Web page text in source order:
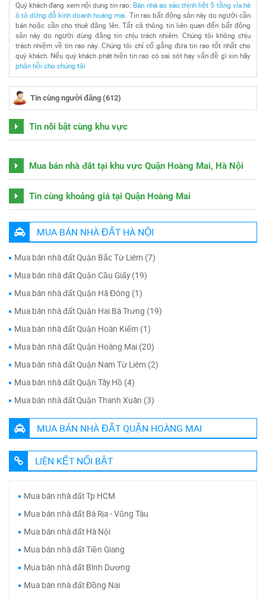
Quý khách đang xem nội dung tin rao: Bán nhà ao sào thịnh liệt 5 tầng vỉa hè
ô tô dừng đỗ kinh doanh hoàng mai. Tin rao bất động sản này do người cần
bán hoặc cần cho thuê đăng lên. Tất cả thông tin liên quan đến bất động
sản này do người dùng đăng tin chịu trách nhiêm. Chúng tôi không chịu
trách nhiệm về tin rao này. Chúng tôi chỉ cố gắng đưa tin rao tốt nhất cho
quý khách. Nếu quý khách phát hiện tin rao có sai sót hay vấn đề gì xin hãy
phản hồi cho chúng tôi
Tin cùng người đăng (612)
Tin nổi bật cùng khu vực
Mua bán nhà đất tại khu vực Quận Hoàng Mai, Hà Nội
Tin cùng khoảng giá tại Quận Hoàng Mai
MUA BÁN NHÀ ĐẤT HÀ NỘI
Mua bán nhà đất Quận Bắc Từ Liêm (7)
Mua bán nhà đất Quận Cầu Giấy (19)
Mua bán nhà đất Quận Hà Đông (1)
Mua bán nhà đất Quận Hai Bà Trưng (19)
Mua bán nhà đất Quận Hoàn Kiếm (1)
Mua bán nhà đất Quận Hoàng Mai (20)
Mua bán nhà đất Quận Nam Từ Liêm (2)
Mua bán nhà đất Quận Tây Hồ (4)
Mua bán nhà đất Quận Thanh Xuân (3)
MUA BÁN NHÀ ĐẤT QUẬN HOÀNG MAI
LIÊN KẾT NỔI BẬT
Mua bán nhà đất Tp HCM
Mua bán nhà đất Bà Rịa - Vũng Tàu
Mua bán nhà đất Hà Nội
Mua bán nhà đất Tiền Giang
Mua bán nhà đất Bình Dương
Mua bán nhà đất Đồng Nai